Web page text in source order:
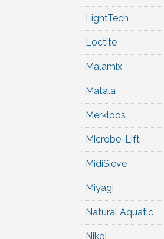
LightTech
Loctite
Malamix
Matala
Merkloos
Microbe-Lift
MidiSieve
Miyagi
Natural Aquatic
Nikoi